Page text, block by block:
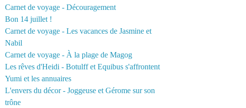
Carnet de voyage - Découragement
Bon 14 juillet !
Carnet de voyage - Les vacances de Jasmine et
Nabil
Carnet de voyage - À la plage de Magog
Les rêves d'Heidi - Botulff et Equibus s'affrontent
Yumi et les annuaires
L'envers du décor - Joggeuse et Gérome sur son
trône